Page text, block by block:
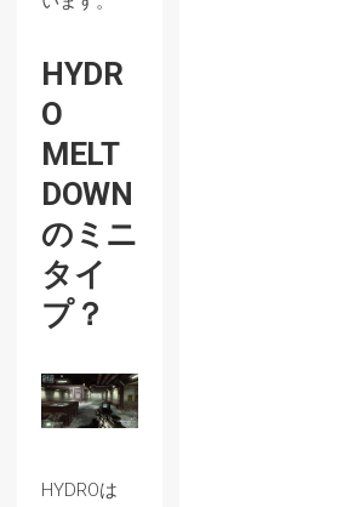
HYDR
O
MELT
DOWN
のミニ
タイ
プ？
HYDROは